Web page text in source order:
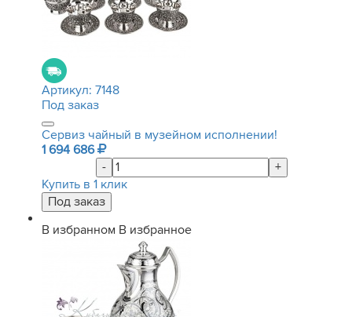
Артикул: 7148
Под заказ
Сервиз чайный в музейном исполнении!
1 694 686
-
+
Купить в 1 клик
В избранном В избранное